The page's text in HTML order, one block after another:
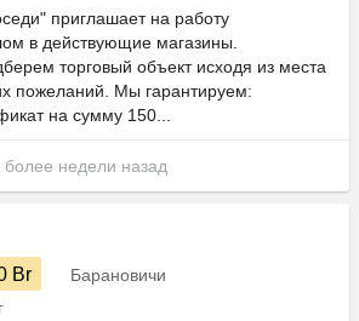
приглашает на работу
в действующие магазины.
торговый объект исходя из места
пожеланий. Мы гарантируем:
на сумму 150...
недели назад
Br
Барановичи